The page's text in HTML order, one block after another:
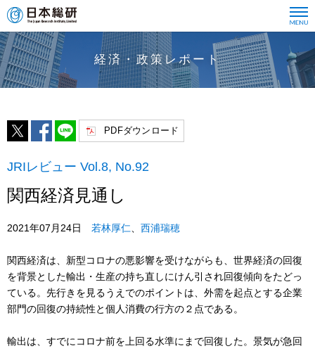
経済・政策レポート
PDFダウンロード
JRIレビュー Vol.8, No.92
関西経済見通し
2021年07月24日 若林厚仁 西浦瑞穂
関西経済は、新型コロナの悪影響を受けながらも、世界経済の回復
を背景とした輸出・生産の持ち直しにけん引され回復傾向をたどっ
ている。先行きを見るうえでのポイントは、外需を起点とする企業
部門の回復の持続性と個人消費の行方の２点である。
輸出は、すでにコロナ前を上回る水準にまで回復した。景気が急回